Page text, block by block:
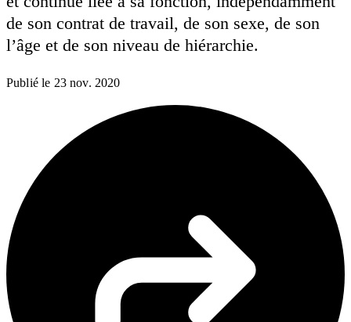
de son contrat de travail, de son sexe, de son
l’âge et de son niveau de hiérarchie.
Publié le 23 nov. 2020